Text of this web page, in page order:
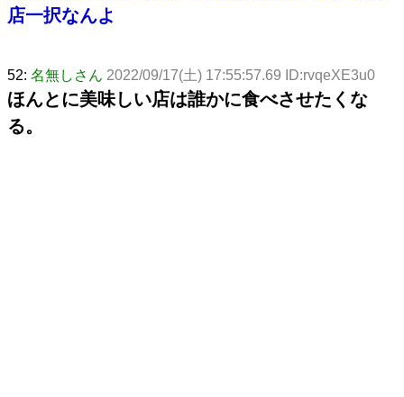
店一択なんよ
52: 名無しさん 2022/09/17(土) 17:55:57.69 ID:rvqeXE3u0
ほんとに美味しい店は誰かに食べさせたくな
る。